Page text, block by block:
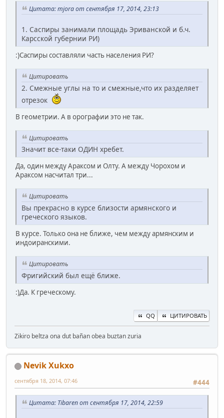
Цитата: mjora от сентября 17, 2014, 23:13
1. Саспиры занимали площадь Эриванской и б.ч.
Карсской губернии РИ)
:)Саспиры составляли часть населения РИ?
Цитировать
2. Смежные углы на то и смежные,что их разделяет
отрезок
В геометрии. А в орографии это не так.
Цитировать
Значит все-таки ОДИН хребет.
Да, один между Араксом и Олту. А между Чорохом и
Араксом насчитал три...
Цитировать
Вы прекрасно в курсе близости армянского и
греческого языков.
В курсе. Только она не ближе, чем между армянским и
индоиранскими.
Цитировать
Фригийский был ещё ближе.
:)Да. К греческому.
QQ ЦИТИРОВАТЬ
Zikiro beltza ona dut bañan obea buztan zuria
Nevik Xukxo
#444
сентября 18, 2014, 07:46
Цитата: Tibaren от сентября 17, 2014, 22:59